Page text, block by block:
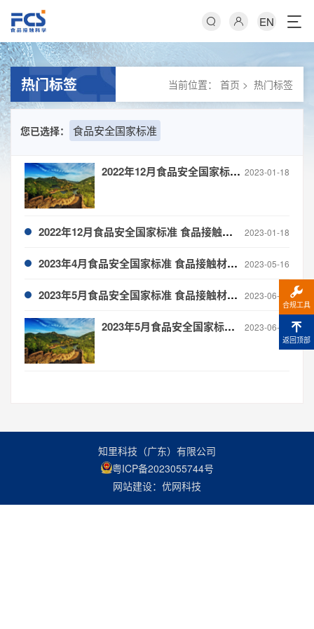
EN
热门标签 当前位置： 首页 > 热门标签
您已选择： 食品安全国家标准
2022年12月食品安全国家标准制修订概况 2023-01-18
2022年12月食品安全国家标准 食品接触材料检测方法制修订进度与概况 2023-01-18
2023年4月食品安全国家标准 食品接触材料检测方法制修订进度与概况 2023-05-16
2023年5月食品安全国家标准 食品接触材料检测方法制修订进度与概况 2023-06-14
2023年5月食品安全国家标准 食品接触材料产品标准制修订进度与概况 2023-06-14
知里科技（广东）有限公司
粤ICP备2023055744号
网站建设：优网科技
合规工具
返回顶部